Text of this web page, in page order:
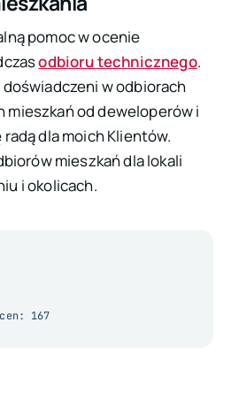
pomoc w ocenie
odbioru technicznego.
w odbiorach
od deweloperów i
dla moich Klientów.
mieszkań dla lokali
i okolicach.
167